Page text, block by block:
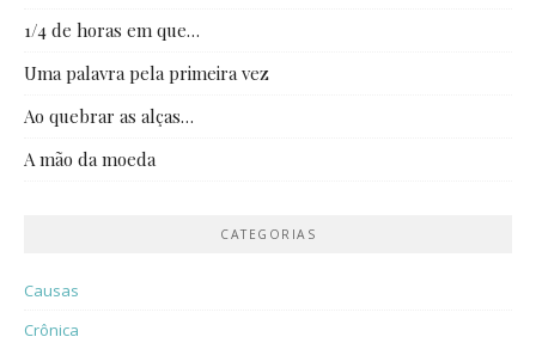
1/4 de horas em que…
Uma palavra pela primeira vez
Ao quebrar as alças…
A mão da moeda
CATEGORIAS
Causas
Crônica